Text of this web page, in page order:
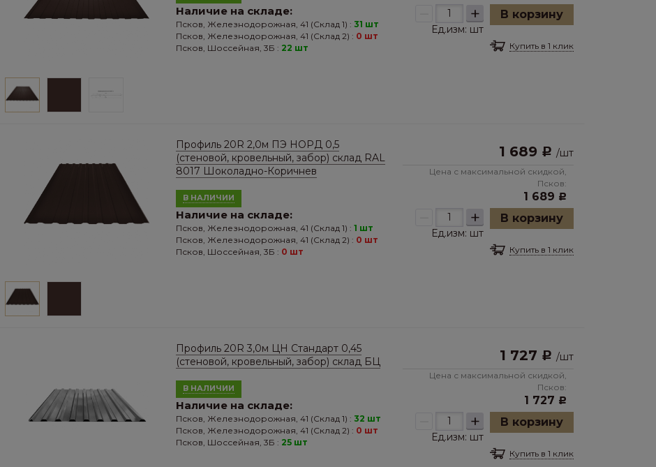
Наличие на складе:
Псков, Железнодорожная, 41 (Склад 1) : 31 шт
Псков, Железнодорожная, 41 (Склад 2) : 0 шт
Псков, Шоссейная, 3Б : 22 шт
+
Ед.изм: шт
В корзину
Купить в 1 клик
Профиль 20R 2,0м ПЭ НОРД 0,5
(стеновой, кровельный, забор) склад RAL
8017 Шоколадно-Коричнев
В НАЛИЧИИ
Наличие на складе:
Псков, Железнодорожная, 41 (Склад 1) : 1 шт
Псков, Железнодорожная, 41 (Склад 2) : 0 шт
Псков, Шоссейная, 3Б : 0 шт
1 689 Р /шт
Цена с максимальной скидкой,
Псков:
1 689 Р
+
Ед.изм: шт
В корзину
Купить в 1 клик
Профиль 20R 3,0м ЦН Стандарт 0,45
(стеновой, кровельный, забор) склад БЦ
В НАЛИЧИИ
Наличие на складе:
Псков, Железнодорожная, 41 (Склад 1) : 32 шт
Псков, Железнодорожная, 41 (Склад 2) : 0 шт
Псков, Шоссейная, 3Б : 25 шт
1 727 Р /шт
Цена с максимальной скидкой,
Псков:
1 727 Р
+
Ед.изм: шт
В корзину
Купить в 1 клик